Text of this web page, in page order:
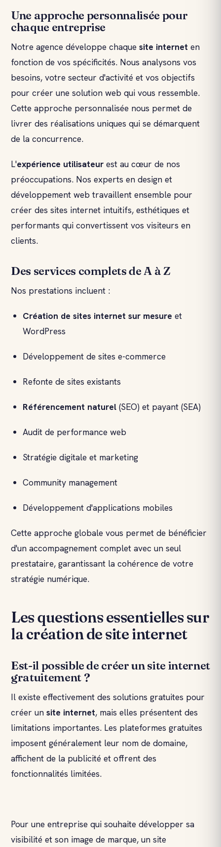
Une approche personnalisée pour
chaque entreprise
Notre agence développe chaque site internet en
fonction de vos spécificités. Nous analysons vos
besoins, votre secteur d'activité et vos objectifs
pour créer une solution web qui vous ressemble.
Cette approche personnalisée nous permet de
livrer des réalisations uniques qui se démarquent
de la concurrence.
L'expérience utilisateur est au cœur de nos
préoccupations. Nos experts en design et
développement web travaillent ensemble pour
créer des sites internet intuitifs, esthétiques et
performants qui convertissent vos visiteurs en
clients.
Des services complets de A à Z
Nos prestations incluent :
Création de sites internet sur mesure et
WordPress
Développement de sites e-commerce
Refonte de sites existants
Référencement naturel (SEO) et payant (SEA)
Audit de performance web
Stratégie digitale et marketing
Community management
Développement d'applications mobiles
Cette approche globale vous permet de bénéficier
d'un accompagnement complet avec un seul
prestataire, garantissant la cohérence de votre
stratégie numérique.
Les questions essentielles sur
la création de site internet
Est-il possible de créer un site internet
gratuitement ?
Il existe effectivement des solutions gratuites pour
créer un site internet, mais elles présentent des
limitations importantes. Les plateformes gratuites
imposent généralement leur nom de domaine,
affichent de la publicité et offrent des
fonctionnalités limitées.
Pour une entreprise qui souhaite développer sa
visibilité et son image de marque, un site